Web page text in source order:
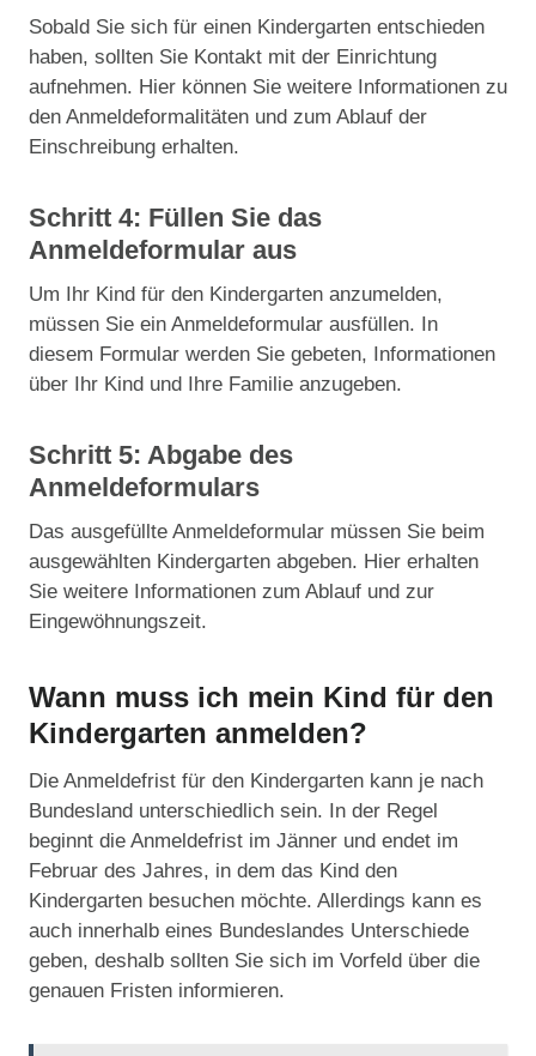
Sobald Sie sich für einen Kindergarten entschieden
haben, sollten Sie Kontakt mit der Einrichtung
aufnehmen. Hier können Sie weitere Informationen zu
den Anmeldeformalitäten und zum Ablauf der
Einschreibung erhalten.
Schritt 4: Füllen Sie das
Anmeldeformular aus
Um Ihr Kind für den Kindergarten anzumelden,
müssen Sie ein Anmeldeformular ausfüllen. In
diesem Formular werden Sie gebeten, Informationen
über Ihr Kind und Ihre Familie anzugeben.
Schritt 5: Abgabe des
Anmeldeformulars
Das ausgefüllte Anmeldeformular müssen Sie beim
ausgewählten Kindergarten abgeben. Hier erhalten
Sie weitere Informationen zum Ablauf und zur
Eingewöhnungszeit.
Wann muss ich mein Kind für den
Kindergarten anmelden?
Die Anmeldefrist für den Kindergarten kann je nach
Bundesland unterschiedlich sein. In der Regel
beginnt die Anmeldefrist im Jänner und endet im
Februar des Jahres, in dem das Kind den
Kindergarten besuchen möchte. Allerdings kann es
auch innerhalb eines Bundeslandes Unterschiede
geben, deshalb sollten Sie sich im Vorfeld über die
genauen Fristen informieren.